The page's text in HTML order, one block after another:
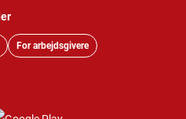
For arbejdsgivere